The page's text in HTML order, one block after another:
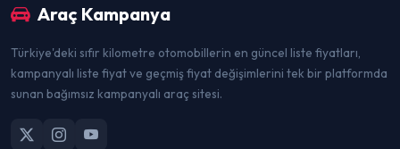
Araç Kampanya
Türkiye'deki sıfır kilometre otomobillerin en güncel liste fiyatları,
kampanyalı liste fiyat ve geçmiş fiyat değişimlerini tek bir platformda
sunan bağımsız kampanyalı araç sitesi.